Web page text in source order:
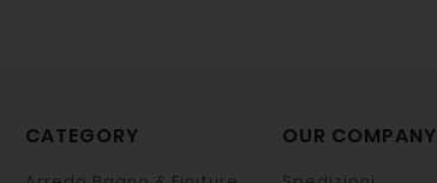
CATEGORY OUR COMPANY